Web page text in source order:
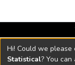
Universidad
Hi! Could we
Statistical? You